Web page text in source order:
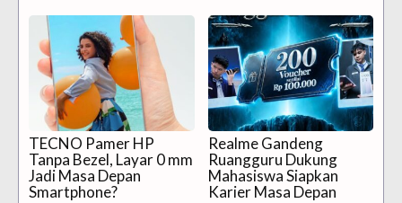
TECNO Pamer HP
Tanpa Bezel, Layar 0 mm
Jadi Masa Depan
Smartphone?
Realme Gandeng
Ruangguru Dukung
Mahasiswa Siapkan
Karier Masa Depan